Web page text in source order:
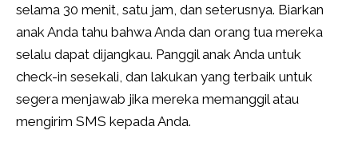
selama 30 menit, satu jam, dan seterusnya. Biarkan
anak Anda tahu bahwa Anda dan orang tua mereka
selalu dapat dijangkau. Panggil anak Anda untuk
check-in sesekali, dan lakukan yang terbaik untuk
segera menjawab jika mereka memanggil atau
mengirim SMS kepada Anda.